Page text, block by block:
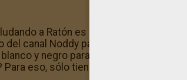
a Ratón es uno de los dibujos
canal Noddy para pintar. ¡Tienes
y negro para pintarlo con
eso, sólo tienes que hacer clic en